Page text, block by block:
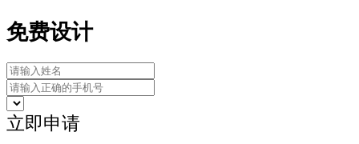
免费设计
立即申请